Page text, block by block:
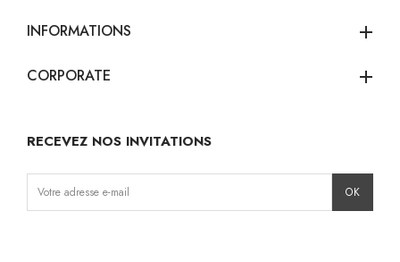
INFORMATIONS add
CORPORATE add
RECEVEZ NOS INVITATIONS